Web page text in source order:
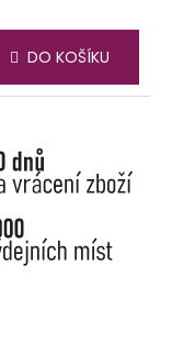
DO KOŠÍKU